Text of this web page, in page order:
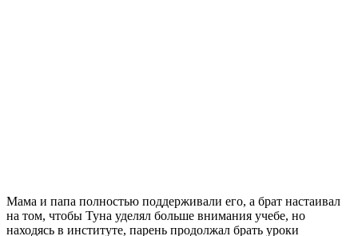
Мама и папа полностью поддерживали его, а брат настаивал
на том, чтобы Туна уделял больше внимания учебе, но
находясь в институте, парень продолжал брать уроки